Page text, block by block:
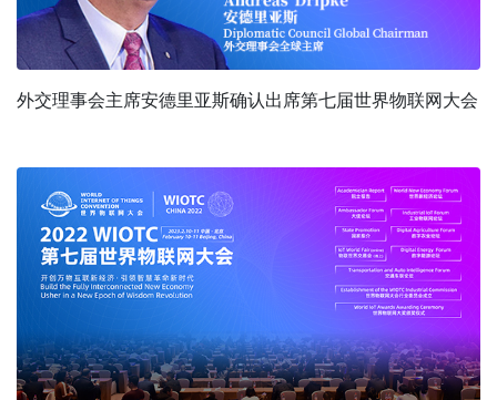
外交理事会主席安德里亚斯确认出席第七届世界物联网大会